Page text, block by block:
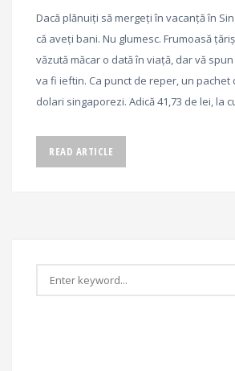
Dacă plănuiți să mergeți în vacanță în
că aveți bani. Nu glumesc. Frumoasă
văzută măcar o dată în viață, dar vă
va fi ieftin. Ca punct de reper, un pachet
dolari singaporezi. Adică 41,73 de lei, la
READ ARTICLE